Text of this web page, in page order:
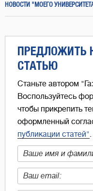
НОВОСТИ "МОЕГО
ПРЕДЛОЖИТЬ
СТАТЬЮ
Станьте автором
Воспользуйтесь
чтобы прикрепить
оформленный
публикации статей".